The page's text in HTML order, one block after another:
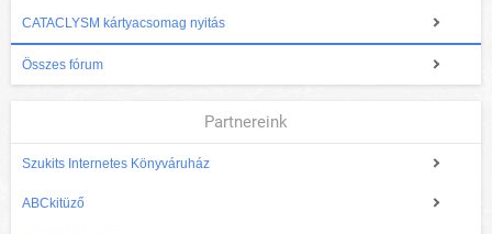
CATACLYSM kártyacsomag nyitás
Összes fórum
Partnereink
Szukits Internetes Könyváruház
ABCkitüző